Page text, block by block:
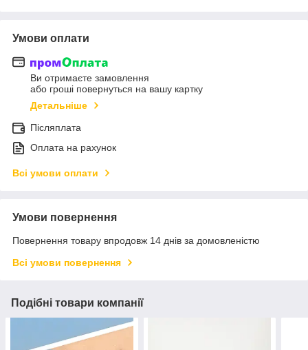
Умови оплати
Ви отримаєте замовлення
або гроші повернуться на вашу картку
Детальніше
Післяплата
Оплата на рахунок
Всі умови оплати
Умови повернення
Повернення товару впродовж 14 днів за домовленістю
Всі умови повернення
Подібні товари компанії